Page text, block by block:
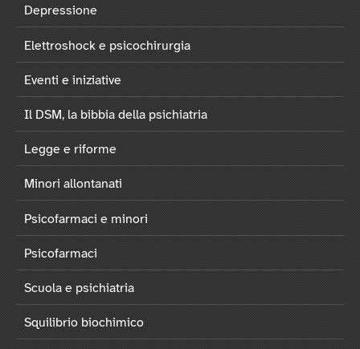
Depressione
Elettroshock e psicochirurgia
Eventi e iniziative
Il DSM, la bibbia della psichiatria
Legge e riforme
Minori allontanati
Psicofarmaci e minori
Psicofarmaci
Scuola e psichiatria
Squilibrio biochimico